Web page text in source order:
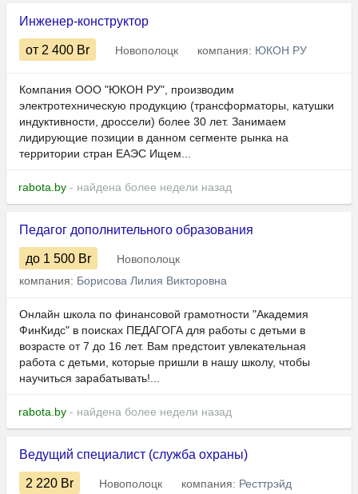
Инженер-конструктор
от 2 400 Br Новополоцк компания: ЮКОН РУ
Компания ООО "ЮКОН РУ", производим
электротехническую продукцию (трансформаторы, катушки
индуктивности, дроссели) более 30 лет. Занимаем
лидирующие позиции в данном сегменте рынка на
территории стран ЕАЭС Ищем...
rabota.by - найдена более недели назад
Педагог дополнительного образования
до 1 500 Br
Новополоцк
компания: Борисова Лилия Викторовна
Онлайн школа по финансовой грамотности "Академия
ФинКидс" в поисках ПЕДАГОГА для работы с детьми в
возрасте от 7 до 16 лет. Вам предстоит увлекательная
работа с детьми, которые пришли в нашу школу, чтобы
научиться зарабатывать!...
rabota.by - найдена более недели назад
Ведущий специалист (служба охраны)
2 220 Br Новополоцк компания: Ресттрэйд